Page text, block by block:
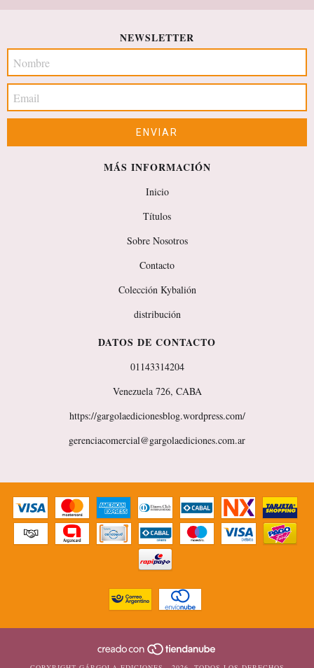
NEWSLETTER
MÁS INFORMACIÓN
Inicio
Títulos
Sobre Nosotros
Contacto
Colección Kybalión
distribución
DATOS DE CONTACTO
01143314204
Venezuela 726, CABA
https://gargolaedicionesblog.wordpress.com/
gerenciacomercial@gargolaediciones.com.ar